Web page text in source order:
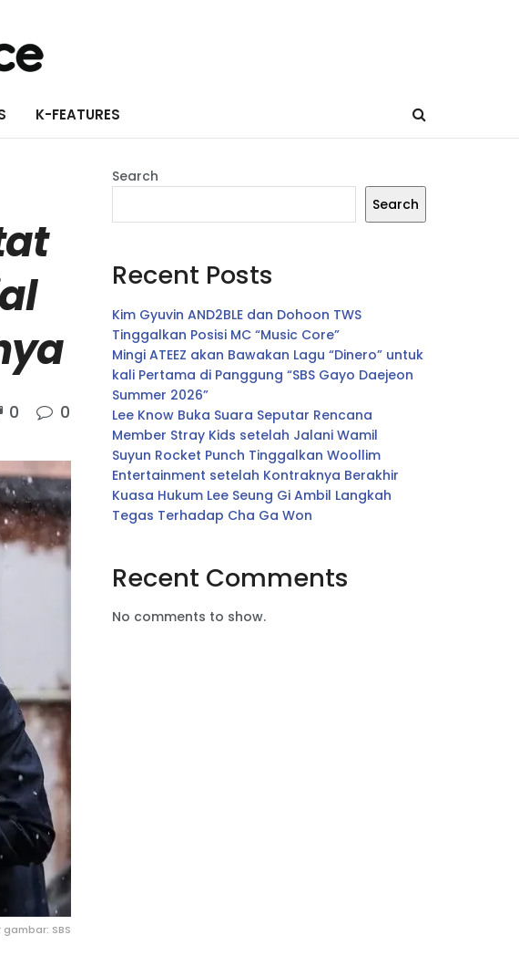
K-FEATURES
0 0
gambar: SBS
Search
Search
Recent Posts
Kim Gyuvin AND2BLE dan Dohoon TWS
Tinggalkan Posisi MC “Music Core”
Mingi ATEEZ akan Bawakan Lagu “Dinero” untuk
kali Pertama di Panggung “SBS Gayo Daejeon
Summer 2026”
Lee Know Buka Suara Seputar Rencana
Member Stray Kids setelah Jalani Wamil
Suyun Rocket Punch Tinggalkan Woollim
Entertainment setelah Kontraknya Berakhir
Kuasa Hukum Lee Seung Gi Ambil Langkah
Tegas Terhadap Cha Ga Won
Recent Comments
No comments to show.